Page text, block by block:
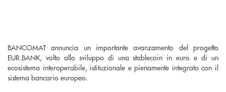
BANCOMAT annuncia un importante avanzamento del progetto
EUR.BANK, volto allo sviluppo di una stablecoin in euro e di un
ecosistema interoperabile, istituzionale e pienamente integrato con il
sistema bancario europeo.